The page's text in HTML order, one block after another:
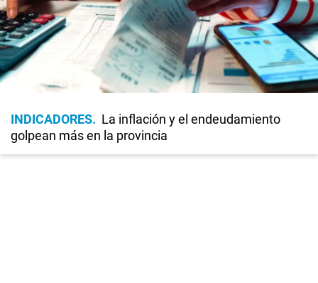
INDICADORES
La inflación y el endeudamiento
golpean más en la provincia